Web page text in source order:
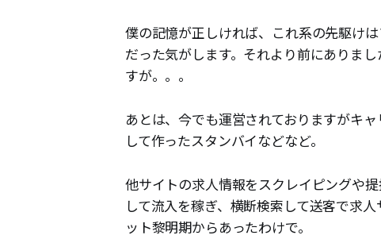
僕の記憶が正しければ、これ系の先駆け
だった気がします。それより前にありま
すが。。。
あとは、今でも運営されておりますがキ
して作ったスタンバイなどなど。
他サイトの求人情報をスクレイピングや
して流入を稼ぎ、横断検索して送客で求
ット黎明期からあったわけで。